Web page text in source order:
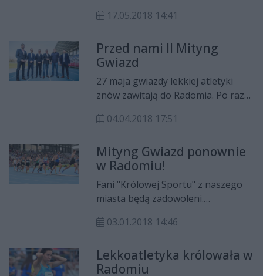
17.05.2018 14:41
Przed nami II Mityng
Gwiazd
27 maja gwiazdy lekkiej atletyki
znów zawitają do Radomia. Po raz
Sportu i Rekreacji będzie areną
tym medalistów olimpijskich,
finalistów mistrzostw świata i
Europy podczas Mityngu Gwiazd.
04.04.2018 17:51
Mityng Gwiazd ponownie
w Radomiu!
Fani "Królowej Sportu" z naszego
miasta będą zadowoleni.
raz drugi odbędzie się w Radomiu.
03.01.2018 14:46
Lekkoatletyka królowała w
Radomiu